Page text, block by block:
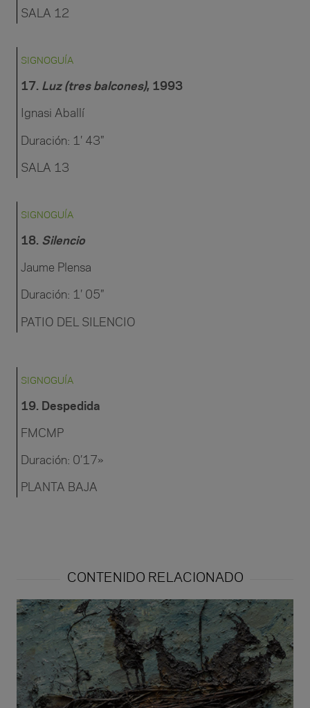
SALA 12
SIGNOGUÍA
17. Luz (tres balcones), 1993
Ignasi Aballí
Duración: 1′ 43″
SALA 13
SIGNOGUÍA
18. Silencio
Jaume Plensa
Duración: 1′ 05″
PATIO DEL SILENCIO
SIGNOGUÍA
19. Despedida
FMCMP
Duración: 0’17»
PLANTA BAJA
CONTENIDO RELACIONADO